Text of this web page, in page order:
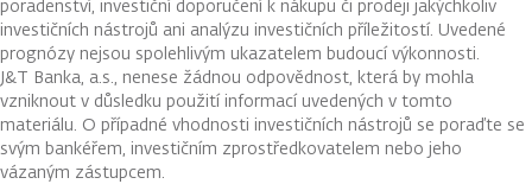
poradenství, investiční doporučení k nákupu či prodeji jakýchkoliv
investičních nástrojů ani analýzu investičních příležitostí. Uvedené
prognózy nejsou spolehlivým ukazatelem budoucí výkonnosti.
J&T Banka, a.s., nenese žádnou odpovědnost, která by mohla
vzniknout v důsledku použití informací uvedených v tomto
materiálu. O případné vhodnosti investičních nástrojů se poraďte se
svým bankéřem, investičním zprostředkovatelem nebo jeho
vázaným zástupcem.